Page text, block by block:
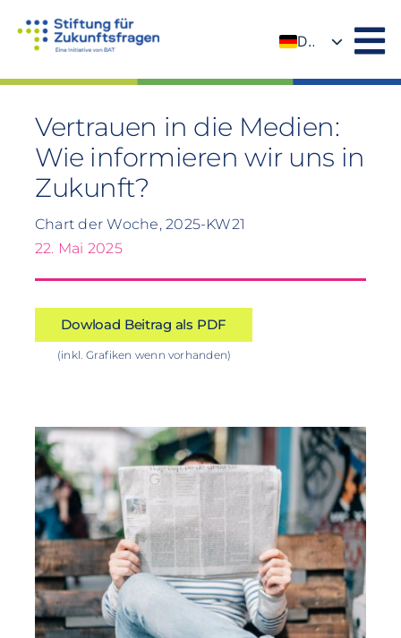
Inhalt
DE
Vertrauen in die Medien:
Wie informieren wir uns in
Zukunft?
Chart der Woche, 2025-KW21
22. Mai 2025
Dowload Beitrag als PDF
(inkl. Grafiken wenn vorhanden)